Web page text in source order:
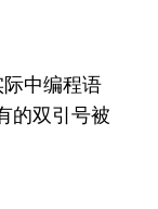
中编程语
的双引号被